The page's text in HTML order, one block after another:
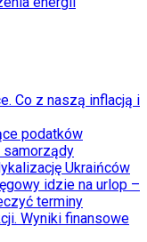
Co z naszą inflacją i
podatków
samorządy
Ukraińców
idzie na urlop –
terminy
Wyniki finansowe